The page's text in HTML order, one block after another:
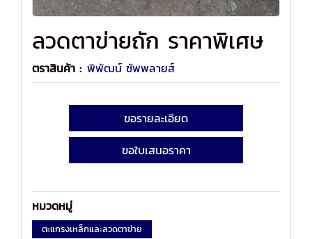
ลวดตาข่ายถัก ราคาพิเศษ
ตราสินค้า : พิพัฒน์ ซัพพลายส์
ขอรายละเอียด
ขอใบเสนอราคา
หมวดหมู่
ตะแกรงเหล็กและลวดตาข่าย